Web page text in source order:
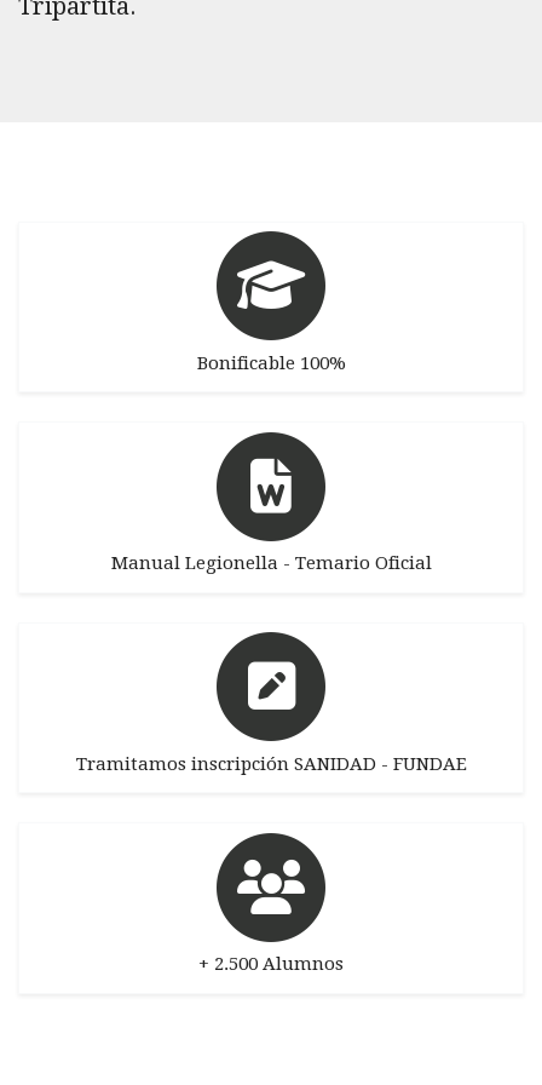
Bonificable 100%
Manual Legionella - Temario Oficial
Tramitamos inscripción SANIDAD - FUNDAE
+ 2.500 Alumnos